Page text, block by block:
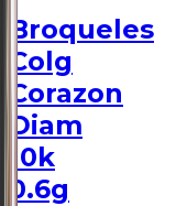
Broqueles
Colg
Corazon
Diam
10k
0.6g